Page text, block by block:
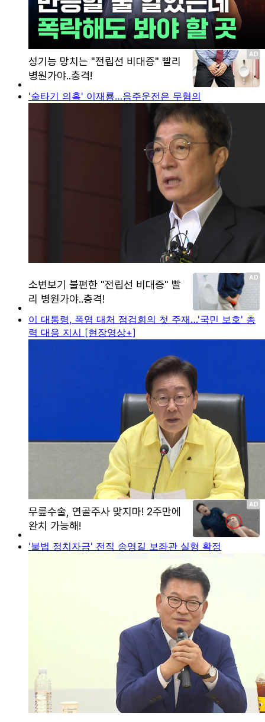
'술타기 의혹' 이재룡…음주운전은 무혐의
이 대통령, 폭염 대처 점검회의 첫 주재…'국민 보호' 총
력 대응 지시 [현장영상+]
'불법 정치자금' 전직 송영길 보좌관 실형 확정